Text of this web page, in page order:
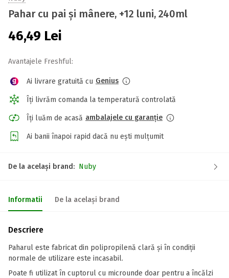
Pahar cu pai și mânere, +12 luni, 240ml
46,49 Lei
Avantajele Freshful:
Ai livrare gratuită cu Genius
Îți livrăm comanda la temperatură controlată
Îți luăm de acasă ambalajele cu garanție
Ai banii înapoi rapid dacă nu ești mulțumit
De la același brand: Nuby
Informatii De la același brand
Descriere
Paharul este fabricat din polipropilenă clară și în condiții
normale de utilizare este incasabil.
Poate fi utilizat în cuptorul cu microunde doar pentru a încălzi